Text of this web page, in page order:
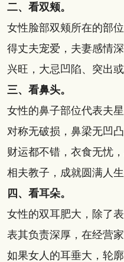
二、看双颊。
女性脸部双颊所在的部
得丈夫宠爱，夫妻感情
兴旺，大忌凹陷、突出
三、看鼻头。
女性的鼻子部位代表夫
对称无破损，鼻梁无凹
财运都不错，衣食无忧
相夫教子，成就圆满人生
四、看耳朵。
女性的双耳肥大，除了
表其负责深厚，在经营
如果女人的耳垂大，轮